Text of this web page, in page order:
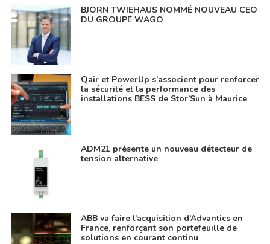
BJÖRN TWIEHAUS NOMMÉ NOUVEAU CEO
DU GROUPE WAGO
Qair et PowerUp s’associent pour renforcer
la sécurité et la performance des
installations BESS de Stor’Sun à Maurice
ADM21 présente un nouveau détecteur de
tension alternative
ABB va faire l’acquisition d’Advantics en
France, renforçant son portefeuille de
solutions en courant continu